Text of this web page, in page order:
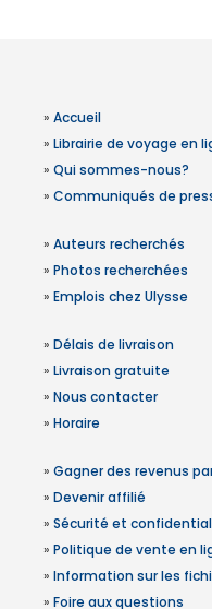
» Accueil
» Librairie de voyage en
» Qui sommes-nous?
» Communiqués de
» Auteurs recherchés
» Photos recherchées
» Emplois chez Ulysse
» Délais de livraison
» Livraison gratuite
» Nous contacter
» Horaire
» Gagner des revenus
» Devenir affilié
» Sécurité et
» Politique de vente en
» Information sur les
» Foire aux questions